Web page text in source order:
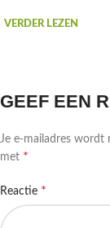
VERDER LEZEN
GEEF EEN
Je e-mailadres wordt
met *
Reactie *